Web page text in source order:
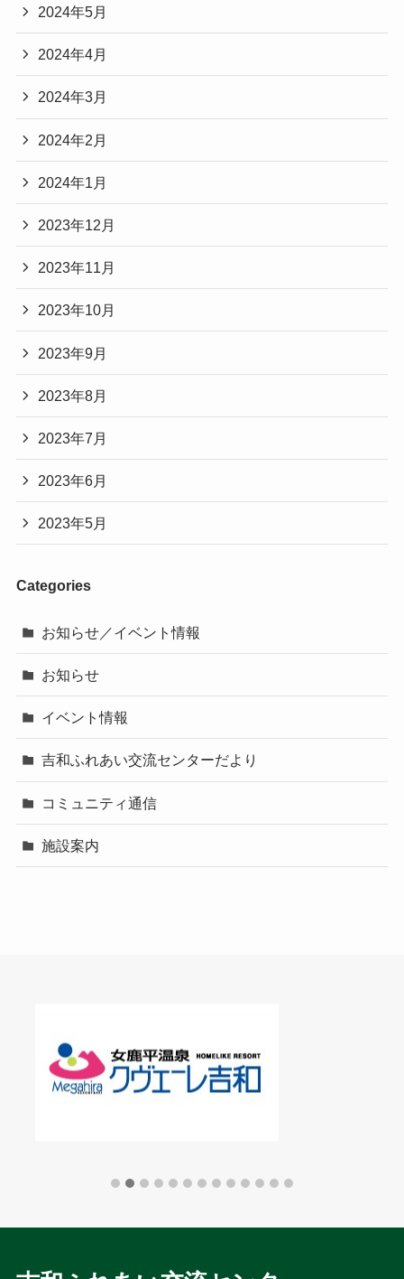
2024年5月
2024年4月
2024年3月
2024年2月
2024年1月
2023年12月
2023年11月
2023年10月
2023年9月
2023年8月
2023年7月
2023年6月
2023年5月
Categories
お知らせ／イベント情報
お知らせ
イベント情報
吉和ふれあい交流センターだより
コミュニティ通信
施設案内